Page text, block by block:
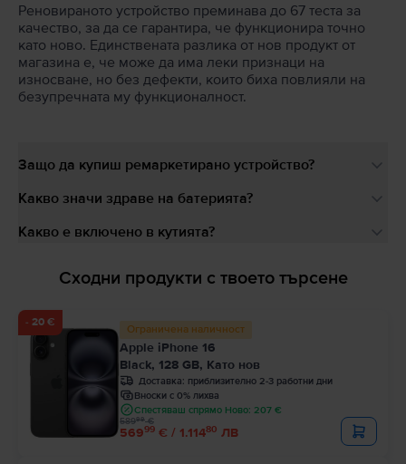
Реновираното устройство преминава до 67 теста за
качество, за да се гарантира, че функционира точно
като ново. Единствената разлика от нов продукт от
магазина е, че може да има леки признаци на
износване, но без дефекти, които биха повлияли на
безупречната му функционалност.
Защо да купиш ремаркетирано устройство?
Какво значи здраве на батерията?
Какво е включено в кутията?
Сходни продукти с твоето търсене
- 20 €
Ограничена наличност
Apple iPhone 16
Black, 128 GB, Като нов
Доставка: приблизително 2-3 работни дни
Вноски с 0% лихва
Спестяваш спрямо Ново: 207 €
56999 € / 1.11480 ЛВ
58999€